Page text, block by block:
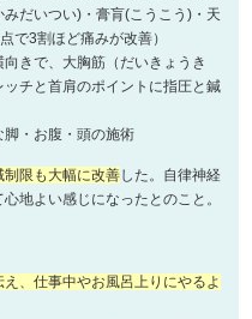
だいつい)・膏肓(こうこう)・天
で3割ほど痛みが改善）
きで、大胸筋（だいきょうき
チと首肩のポイントに指圧と鍼
脚・お腹・頭の施術
限も大幅に改善した。自律神経
地よい感じになったとのこと。
、仕事中やお風呂上りにやるよ